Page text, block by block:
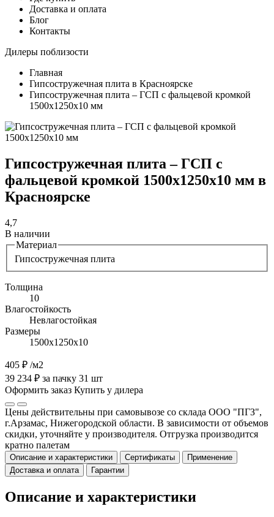
Доставка и оплата
Блог
Контакты
Дилеры поблизости
Главная
Гипсостружечная плита в Красноярске
Гипсостружечная плита – ГСП с фальцевой кромкой
1500х1250х10 мм
Гипсостружечная плита – ГСП с
фальцевой кромкой 1500х1250х10 мм в
Красноярске
4,7
В наличии
Материал
Гипсостружечная плита
Толщина
10
Влагостойкость
Невлагостойкая
Размеры
1500х1250х10
405 ₽ /м2
39 234 ₽ за пачку 31 шт
Оформить заказ Купить у дилера
Цены действительны при самовывозе со склада ООО "ПГЗ",
г.Арзамас, Нижегородской области. В зависимости от объемов
скидки, уточняйте у производителя. Отгрузка производится
кратно палетам
Описание и характеристики Сертификаты
Применение
Доставка и оплата
Гарантии
Описание и характеристики